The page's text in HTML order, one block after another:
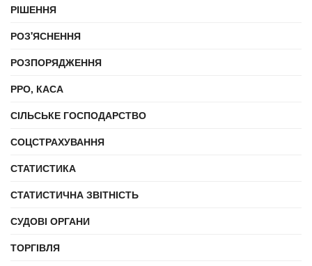
РІШЕННЯ
РОЗ'ЯСНЕННЯ
РОЗПОРЯДЖЕННЯ
РРО, КАСА
СІЛЬСЬКЕ ГОСПОДАРСТВО
СОЦСТРАХУВАННЯ
СТАТИСТИКА
СТАТИСТИЧНА ЗВІТНІСТЬ
СУДОВІ ОРГАНИ
ТОРГІВЛЯ